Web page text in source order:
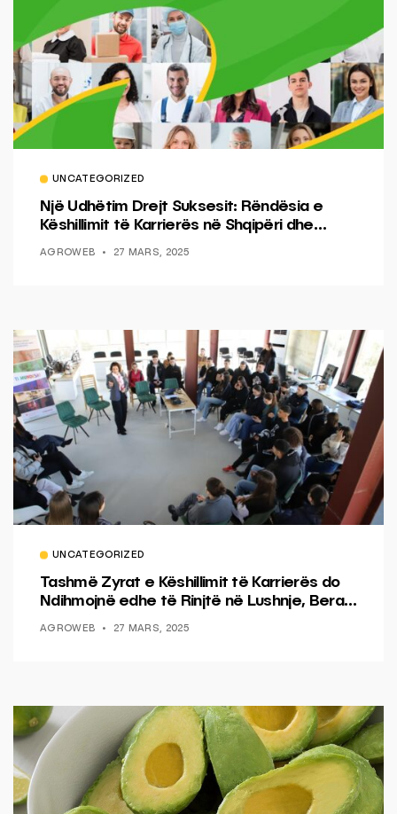
UNCATEGORIZED
Një Udhëtim Drejt Suksesit: Rëndësia e
Këshillimit të Karrierës në Shqipëri dhe
AGROWEB 27 MARS, 2025
UNCATEGORIZED
Tashmë Zyrat e Këshillimit të Karrierës do
Ndihmojnë edhe të Rinjtë në Lushnje, Berat
AGROWEB 27 MARS, 2025